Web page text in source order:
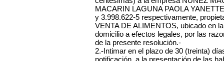
MACARIN LAGUNA PAOLA
y 3.998.622-5 respectivamente,
VENTA DE ALIMENTOS, ubicado en
domicilio a efectos legales, por las
de la presente resolución.-
2.-Intimar en el plazo de 30 (treinta)
notificación, a la presentación de las